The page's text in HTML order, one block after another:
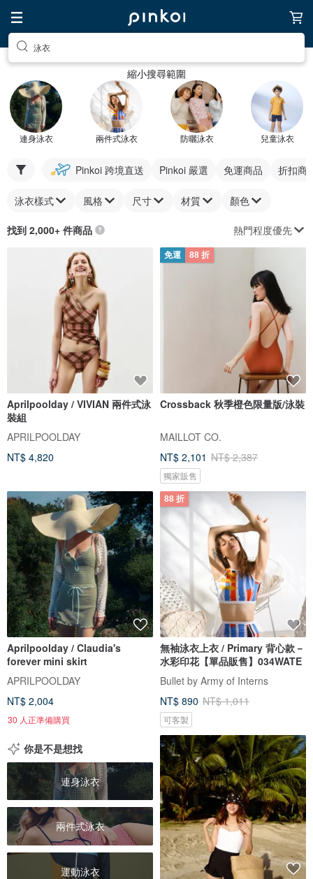
泳衣
縮小搜尋範圍
連身泳衣 兩件式泳衣 防曬泳衣 兒童泳衣
Pinkoi 跨境直送 Pinkoi 嚴選 免運商品 折扣商
泳衣樣式 風格 尺寸 材質 顏色
找到 2,000+ 件商品 熱門程度優先
Aprilpoolday / VIVIAN 兩件式泳
裝組
APRILPOOLDAY
NT$ 4,820
免運 88 折
Crossback 秋季橙色限量版/泳裝
MAILLOT CO.
NT$ 2,101 NT$ 2,387
獨家販售
Aprilpoolday / Claudia's
forever mini skirt
APRILPOOLDAY
NT$ 2,004
30 人正準備購買
88 折
無袖泳衣上衣 / Primary 背心款－
水彩印花【單品販售】034WATE
Bullet by Army of Interns
NT$ 890 NT$ 1,011
可客製
你是不是想找
連身泳衣
兩件式泳衣
運動泳衣